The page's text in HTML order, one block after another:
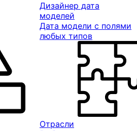
Дизайнер дата
моделей
Дата модели с полями
любых типов
Отрасли